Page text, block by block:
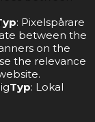
: Pixelspårare
between the
on the
the relevance
Typ: Lokal